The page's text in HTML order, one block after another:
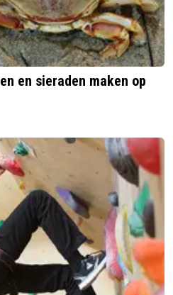
en sieraden maken op